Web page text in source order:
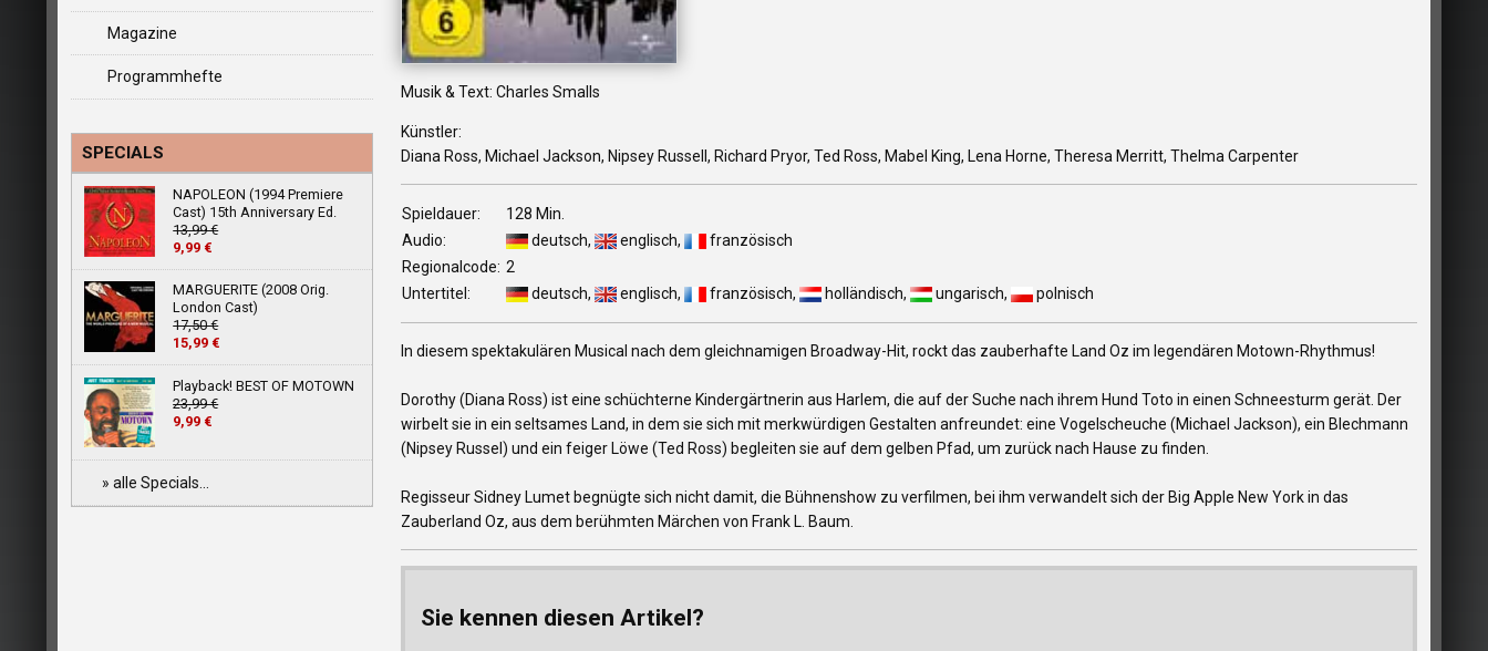
Magazine
Programmhefte
SPECIALS
NAPOLEON (1994 Premiere
Cast) 15th Anniversary Ed.
13,99 €
9,99 €
MARGUERITE (2008 Orig.
London Cast)
17,50 €
15,99 €
Playback! BEST OF MOTOWN
23,99 €
9,99 €
» alle Specials...
Musik & Text: Charles Smalls
Künstler:
Diana Ross, Michael Jackson, Nipsey Russell, Richard Pryor, Ted Ross, Mabel King, Lena Horne, Theresa Merritt, Thelma Carpenter
Spieldauer:
128 Min.
Audio:
deutsch, englisch,
französisch
Regionalcode: 2
Untertitel:
deutsch, englisch, französisch, holländisch, ungarisch, polnisch
In diesem spektakulären Musical nach dem gleichnamigen Broadway-Hit, rockt das zauberhafte Land Oz im legendären Motown-Rhythmus!
Dorothy (Diana Ross) ist eine schüchterne Kindergärtnerin aus Harlem, die auf der Suche nach ihrem Hund Toto in einen Schneesturm gerät. Der
wirbelt sie in ein seltsames Land, in dem sie sich mit merkwürdigen Gestalten anfreundet: eine Vogelscheuche (Michael Jackson), ein Blechmann
(Nipsey Russel) und ein feiger Löwe (Ted Ross) begleiten sie auf dem gelben Pfad, um zurück nach Hause zu finden.
Regisseur Sidney Lumet begnügte sich nicht damit, die Bühnenshow zu verfilmen, bei ihm verwandelt sich der Big Apple New York in das
Zauberland Oz, aus dem berühmten Märchen von Frank L. Baum.
Sie kennen diesen Artikel?